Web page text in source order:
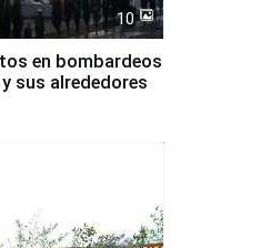
10
en bombardeos
sus alrededores